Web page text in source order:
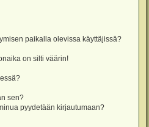
paikalla olevissa käyttäjissä?
on silti väärin!
sen?
pyydetään kirjautumaan?